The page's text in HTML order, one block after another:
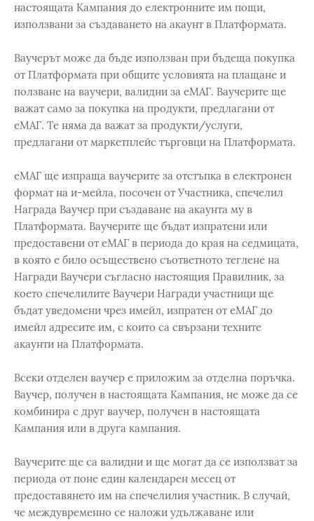
настоящата Кампания до електронните им пощи,
използвани за създаването на акаунт в Платформата.
Ваучерът може да бъде използван при бъдеща покупка
от Платформата при общите условията на плащане и
ползване на ваучери, валидни за еМАГ. Ваучерите ще
важат само за покупка на продукти, предлагани от
еМАГ. Те няма да важат за продукти/услуги,
предлагани от маркетплейс търговци на Платформата.
eМАГ ще изпраща ваучерите за отстъпка в електронен
формат на и-мейла, посочен от Участника, спечелил
Награда Ваучер при създаване на акаунта му в
Платформата. Ваучерите ще бъдат изпратени или
предоставени от еМАГ в периода до края на седмицата,
в която е било осъществено съответното теглене на
Награди Ваучери съгласно настоящия Правилник, за
което спечелилите Ваучери Награди участници ще
бъдат уведомени чрез имейл, изпратен от еМАГ до
имейл адресите им, с които са свързани техните
акаунти на Платформата.
Всеки отделен ваучер е приложим за отделна поръчка.
Ваучер, получен в настоящата Кампания, не може да се
комбинира с друг ваучер, получен в настоящата
Кампания или в друга кампания.
Ваучерите ще са валидни и ще могат да се използват за
периода от поне един календарен месец от
предоставянето им на спечелилия участник. В случай,
че междувременно се наложи удължаване или